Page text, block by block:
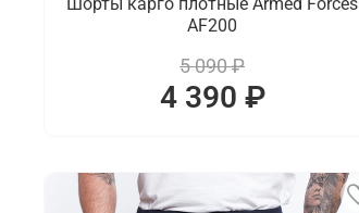
AF200
5 090 ₽
4 390 ₽